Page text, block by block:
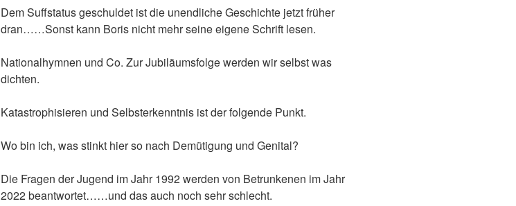
Dem Suffstatus geschuldet ist die unendliche Geschichte jetzt früher
dran……Sonst kann Boris nicht mehr seine eigene Schrift lesen.
Nationalhymnen und Co. Zur Jubiläumsfolge werden wir selbst was
dichten.
Katastrophisieren und Selbsterkenntnis ist der folgende Punkt.
Wo bin ich, was stinkt hier so nach Demütigung und Genital?
Die Fragen der Jugend im Jahr 1992 werden von Betrunkenen im Jahr
2022 beantwortet……und das auch noch sehr schlecht.